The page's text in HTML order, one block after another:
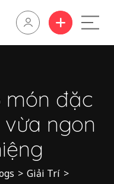
món đặc
ngon
> Giải Trí >